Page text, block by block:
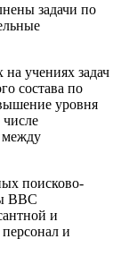
задачи по
учениях задач
состава по
уровня
между
поисково-
ВВС
и
и